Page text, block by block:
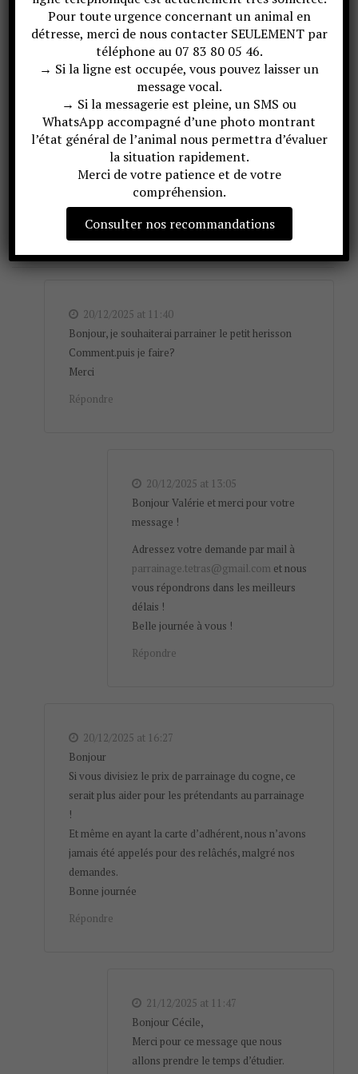
– La visite du centre et la rencontre avec l’animal parrainé
directement au centre car cela peut nuire à la convalescence
des animaux en engendrant du stress, voire de la mortalité.
Cette interdiction de visiter un centre de sauvegarde est
prévue par un arrêté ministériel.
Zoom sur une espèce en
Retour sur l’Assemblée
20/12/2025 at 11:40
Bonjour, je souhaiterai parrainer le petit herisson
Comment.puis je faire?
Merci
Répondre
20/12/2025 at 13:05
Bonjour Valérie et merci pour votre
message !
Adressez votre demande par mail à
parrainage.tetras@gmail.com et nous
vous répondrons dans les meilleurs
délais !
Belle journée à vous !
Répondre
20/12/2025 at 16:27
Bonjour
Si vous divisiez le prix de parrainage du cogne, ce
serait plus aider pour les prétendants au parrainage
!
Et même en ayant la carte d’adhérent, nous n’avons
jamais été appelés pour des relâchés, malgré nos
demandes.
Bonne journée
Répondre
21/12/2025 at 11:47
Bonjour Cécile,
Merci pour ce message que nous
allons prendre le temps d’étudier.
Pour toute urgence concernant un animal en
détresse, merci de nous contacter SEULEMENT par
téléphone au 07 83 80 05 46.
→ Si la ligne est occupée, vous pouvez laisser un
message vocal.
→ Si la messagerie est pleine, un SMS ou
WhatsApp accompagné d’une photo montrant
l’état général de l’animal nous permettra d’évaluer
la situation rapidement.
Merci de votre patience et de votre
compréhension.
Consulter nos recommandations